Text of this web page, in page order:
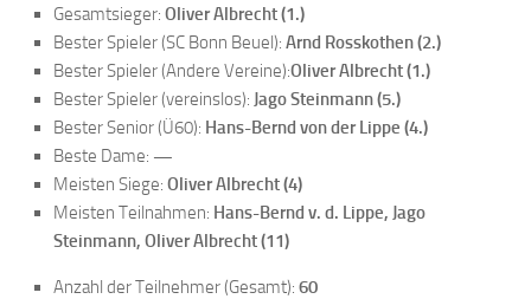
Datenschutzordnung
En passant
BKV
Ausschreibungen
Links
Gesamtsieger: Oliver Albrecht (1.)
Bester Spieler (SC Bonn Beuel): Arnd Rosskothen (2.)
Bester Spieler (Andere Vereine):Oliver Albrecht (1.)
Bester Spieler (vereinslos): Jago Steinmann (5.)
Bester Senior (Ü60): Hans-Bernd von der Lippe (4.)
Beste Dame: —
Meisten Siege: Oliver Albrecht(4)
Meisten Teilnahmen: Hans-Bernd v. d. Lippe, Jago
Steinmann, Oliver Albrecht (11)
Anzahl der Teilnehmer (Gesamt): 60